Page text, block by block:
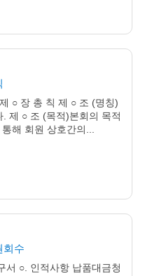
○ 장 총 칙 제 ○ 조 (명칭)
제 ○ 조 (목적)본회의 목적
해 회원 상호간의...
회수
서 ○. 인적사항 납품대금청